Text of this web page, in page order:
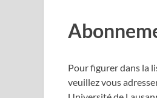
Pour figurer dans la
veuillez vous